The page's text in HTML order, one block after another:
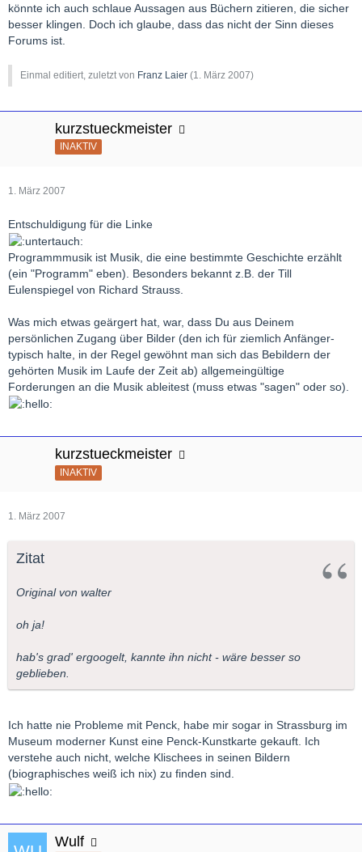
könnte ich auch schlaue Aussagen aus Büchern zitieren, die sicher
besser klingen. Doch ich glaube, dass das nicht der Sinn dieses
Forums ist.
Einmal editiert, zuletzt von Franz Laier (1. März 2007)
kurzstueckmeister
INAKTIV
1. März 2007
Entschuldigung für die Linke
Programmmusik ist Musik, die eine bestimmte Geschichte erzählt
(ein "Programm" eben). Besonders bekannt z.B. der Till
Eulenspiegel von Richard Strauss.
Was mich etwas geärgert hat, war, dass Du aus Deinem
persönlichen Zugang über Bilder (den ich für ziemlich Anfänger-
typisch halte, in der Regel gewöhnt man sich das Bebildern der
gehörten Musik im Laufe der Zeit ab) allgemeingültige
Forderungen an die Musik ableitest (muss etwas "sagen" oder so).
kurzstueckmeister
INAKTIV
1. März 2007
Zitat
Original von walter
oh ja!
hab's grad' ergoogelt, kannte ihn nicht - wäre besser so
geblieben.
Ich hatte nie Probleme mit Penck, habe mir sogar in Strassburg im
Museum moderner Kunst eine Penck-Kunstkarte gekauft. Ich
verstehe auch nicht, welche Klischees in seinen Bildern
(biographisches weiß ich nix) zu finden sind.
Wulf